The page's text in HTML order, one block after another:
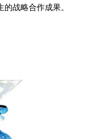
战略合作成果。